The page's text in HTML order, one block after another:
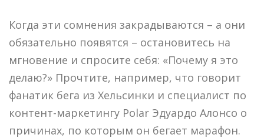
Когда эти сомнения закрадываются – а они
обязательно появятся – остановитесь на
мгновение и спросите себя: «Почему я это
делаю?» Прочтите, например, что говорит
фанатик бега из Хельсинки и специалист по
контент-маркетингу Polar Эдуардо Алонсо о
причинах, по которым он бегает марафон.